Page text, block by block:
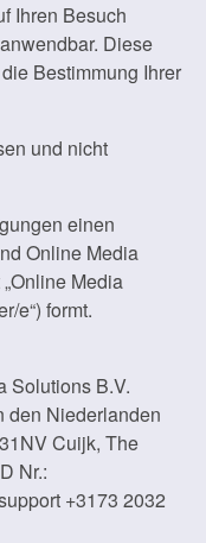
Ihren Besuch
Diese
Bestimmung Ihrer
und nicht
einen
Online Media
Media
e“) formt.
Solutions B.V.
den Niederlanden
Cuijk, The
Nr.:
+3173 2032